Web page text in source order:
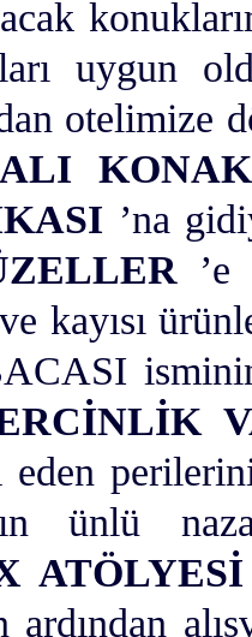
uygun
otelimize
KONAK
’na
kayısı
eden
ünlü
ardından